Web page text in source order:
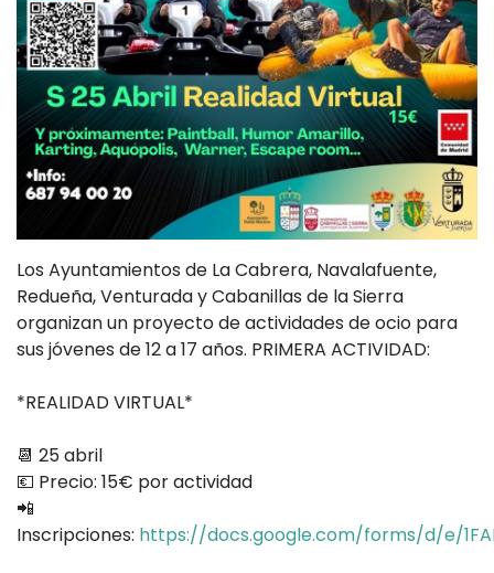
Los Ayuntamientos de La Cabrera, Navalafuente,
Redueña, Venturada y Cabanillas de la Sierra
organizan un proyecto de actividades de ocio para
sus jóvenes de 12 a 17 años. PRIMERA ACTIVIDAD:
*REALIDAD VIRTUAL*
📆 25 abril
💶 Precio: 15€ por actividad
📲
Inscripciones: https://docs.google.com/forms/d/e/